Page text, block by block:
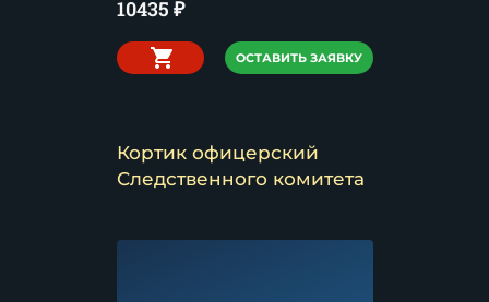
10435 ₽
ОСТАВИТЬ ЗАЯВКУ
Кортик офицерский
Следственного комитета